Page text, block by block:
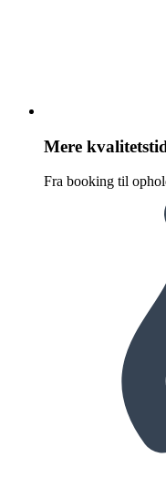
Mere
Fra booking til